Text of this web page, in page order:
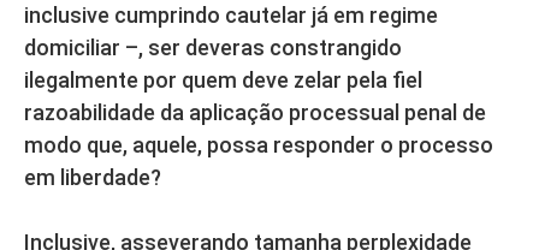
inclusive cumprindo cautelar já em regime
domiciliar –, ser deveras constrangido
ilegalmente por quem deve zelar pela fiel
razoabilidade da aplicação processual penal de
modo que, aquele, possa responder o processo
em liberdade?
Inclusive, asseverando tamanha perplexidade